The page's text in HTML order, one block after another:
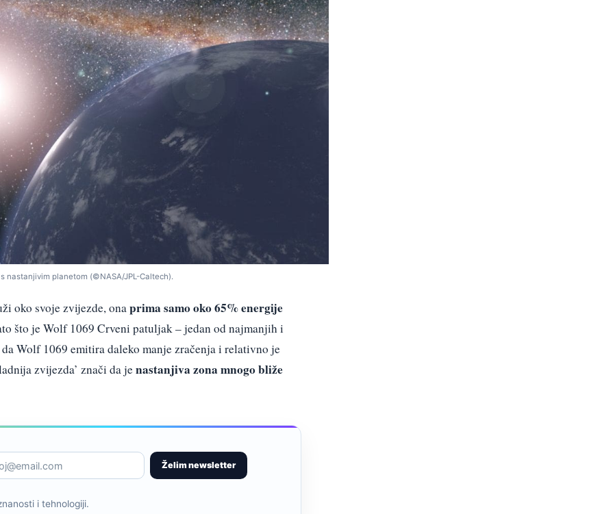
nastanjivim planetom (©NASA/JPL-Caltech).
oko svoje zvijezde, onaprima samo oko 65% energije
što je Wolf 1069 Crveni patuljak – jedan od najmanjih i
Wolf 1069 emitira daleko manje zračenja i relativno je
zvijezda’ znači da jenastanjiva zona mnogo bliže
Želim newsletter
i tehnologiji.